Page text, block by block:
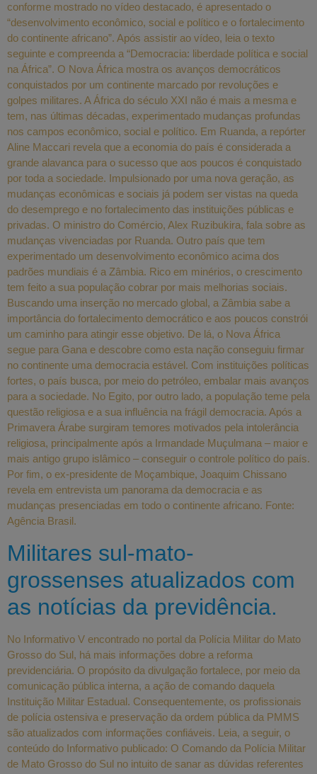
conforme mostrado no vídeo destacado, é apresentado o
“desenvolvimento econômico, social e político e o fortalecimento
do continente africano”. Após assistir ao vídeo, leia o texto
seguinte e compreenda a “Democracia: liberdade política e social
na África”. O Nova África mostra os avanços democráticos
conquistados por um continente marcado por revoluções e
golpes militares. A África do século XXI não é mais a mesma e
tem, nas últimas décadas, experimentado mudanças profundas
nos campos econômico, social e político. Em Ruanda, a repórter
Aline Maccari revela que a economia do país é considerada a
grande alavanca para o sucesso que aos poucos é conquistado
por toda a sociedade. Impulsionado por uma nova geração, as
mudanças econômicas e sociais já podem ser vistas na queda
do desemprego e no fortalecimento das instituições públicas e
privadas. O ministro do Comércio, Alex Ruzibukira, fala sobre as
mudanças vivenciadas por Ruanda. Outro país que tem
experimentado um desenvolvimento econômico acima dos
padrões mundiais é a Zâmbia. Rico em minérios, o crescimento
tem feito a sua população cobrar por mais melhorias sociais.
Buscando uma inserção no mercado global, a Zâmbia sabe a
importância do fortalecimento democrático e aos poucos constrói
um caminho para atingir esse objetivo. De lá, o Nova África
segue para Gana e descobre como esta nação conseguiu firmar
no continente uma democracia estável. Com instituições políticas
fortes, o país busca, por meio do petróleo, embalar mais avanços
para a sociedade. No Egito, por outro lado, a população teme pela
questão religiosa e a sua influência na frágil democracia. Após a
Primavera Árabe surgiram temores motivados pela intolerância
religiosa, principalmente após a Irmandade Muçulmana – maior e
mais antigo grupo islâmico – conseguir o controle político do país.
Por fim, o ex-presidente de Moçambique, Joaquim Chissano
revela em entrevista um panorama da democracia e as
mudanças presenciadas em todo o continente africano. Fonte:
Agência Brasil.
Militares sul-mato-
grossenses atualizados com
as notícias da previdência.
No Informativo V encontrado no portal da Polícia Militar do Mato
Grosso do Sul, há mais informações dobre a reforma
previdenciária. O propósito da divulgação fortalece, por meio da
comunicação pública interna, a ação de comando daquela
Instituição Militar Estadual. Consequentemente, os profissionais
de polícia ostensiva e preservação da ordem pública da PMMS
são atualizados com informações confiáveis. Leia, a seguir, o
conteúdo do Informativo publicado: O Comando da Polícia Militar
de Mato Grosso do Sul no intuito de sanar as dúvidas referentes